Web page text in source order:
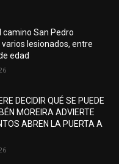
camino San Pedro
varios lesionados, entre
edad
DECIDIR QUÉ SE PUEDE
MOREIRA ADVIERTE
ABREN LA PUERTA A